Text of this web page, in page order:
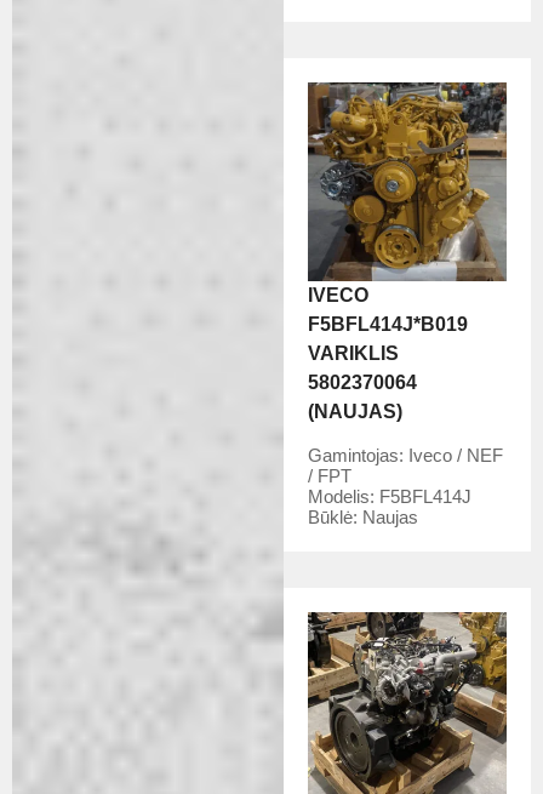
IVECO
F5BFL414J*B019
VARIKLIS
5802370064
(NAUJAS)
Gamintojas: Iveco / NEF
/ FPT
Modelis: F5BFL414J
Būklė: Naujas